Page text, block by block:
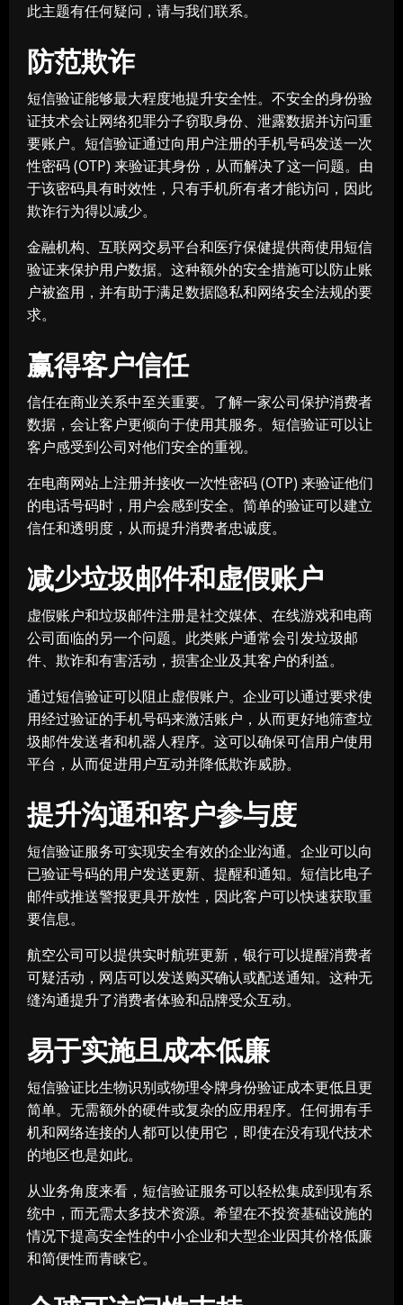
此主题有任何疑问，请与我们联系。
防范欺诈
短信验证能够最大程度地提升安全性。不安全的身份验
证技术会让网络犯罪分子窃取身份、泄露数据并访问重
要账户。短信验证通过向用户注册的手机号码发送一次
性密码 (OTP) 来验证其身份，从而解决了这一问题。由
于该密码具有时效性，只有手机所有者才能访问，因此
欺诈行为得以减少。
金融机构、互联网交易平台和医疗保健提供商使用短信
验证来保护用户数据。这种额外的安全措施可以防止账
户被盗用，并有助于满足数据隐私和网络安全法规的要
求。
赢得客户信任
信任在商业关系中至关重要。了解一家公司保护消费者
数据，会让客户更倾向于使用其服务。短信验证可以让
客户感受到公司对他们安全的重视。
在电商网站上注册并接收一次性密码 (OTP) 来验证他们
的电话号码时，用户会感到安全。简单的验证可以建立
信任和透明度，从而提升消费者忠诚度。
减少垃圾邮件和虚假账户
虚假账户和垃圾邮件注册是社交媒体、在线游戏和电商
公司面临的另一个问题。此类账户通常会引发垃圾邮
件、欺诈和有害活动，损害企业及其客户的利益。
通过短信验证可以阻止虚假账户。企业可以通过要求使
用经过验证的手机号码来激活账户，从而更好地筛查垃
圾邮件发送者和机器人程序。这可以确保可信用户使用
平台，从而促进用户互动并降低欺诈威胁。
提升沟通和客户参与度
短信验证服务可实现安全有效的企业沟通。企业可以向
已验证号码的用户发送更新、提醒和通知。短信比电子
邮件或推送警报更具开放性，因此客户可以快速获取重
要信息。
航空公司可以提供实时航班更新，银行可以提醒消费者
可疑活动，网店可以发送购买确认或配送通知。这种无
缝沟通提升了消费者体验和品牌受众互动。
易于实施且成本低廉
短信验证比生物识别或物理令牌身份验证成本更低且更
简单。无需额外的硬件或复杂的应用程序。任何拥有手
机和网络连接的人都可以使用它，即使在没有现代技术
的地区也是如此。
从业务角度来看，短信验证服务可以轻松集成到现有系
统中，而无需太多技术资源。希望在不投资基础设施的
情况下提高安全性的中小企业和大型企业因其价格低廉
和简便性而青睐它。